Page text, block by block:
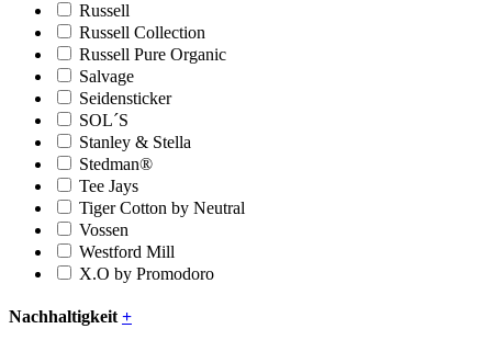
Russell
Russell Collection
Russell Pure Organic
Salvage
Seidensticker
SOL´S
Stanley & Stella
Stedman®
Tee Jays
Tiger Cotton by Neutral
Vossen
Westford Mill
X.O by Promodoro
Nachhaltigkeit+